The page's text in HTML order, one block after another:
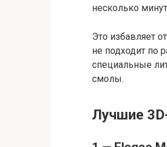
несколько
Это избавляет
не подходит по
специальные
смолы.
Лучшие